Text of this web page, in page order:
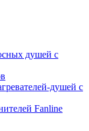
душей с
душей с
Fanline